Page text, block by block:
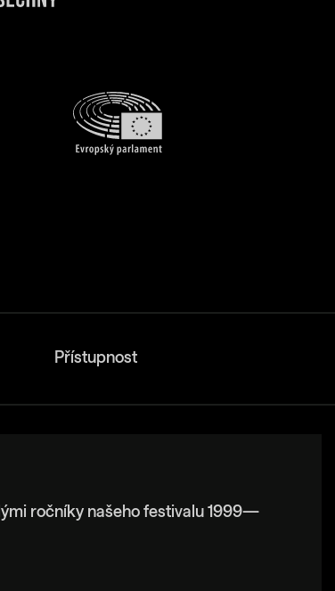
Přístupnost
ročníky našeho festivalu 1999—